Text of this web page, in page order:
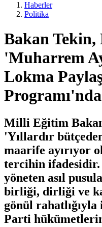
Haberler
Politika
Bakan Tekin,
'Muharrem
Lokma
Milli Eğitim
'Yıllardır
maarife ayırıyor
tercihin
yöneten asıl
birliği, dirliği ve
gönül
Parti